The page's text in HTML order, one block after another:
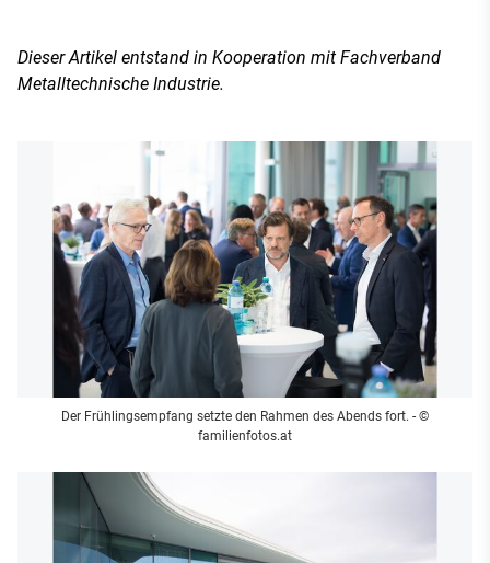
Dieser Artikel entstand in Kooperation mit Fachverband
Metalltechnische Industrie.
Der Frühlingsempfang setzte den Rahmen des Abends fort. - ©
familienfotos.at